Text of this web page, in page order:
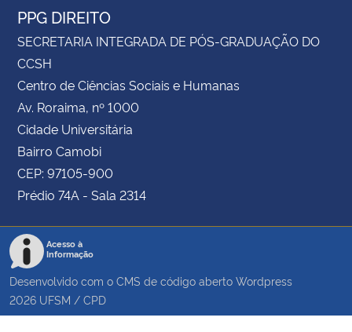
PPG DIREITO
SECRETARIA INTEGRADA DE PÓS-GRADUAÇÃO DO
CCSH
Centro de Ciências Sociais e Humanas
Av. Roraima, nº 1000
Cidade Universitária
Bairro Camobi
CEP: 97105-900
Prédio 74A - Sala 2314
Acesso à
Informação
Desenvolvido com o CMS de código aberto Wordpress
2026 UFSM / CPD